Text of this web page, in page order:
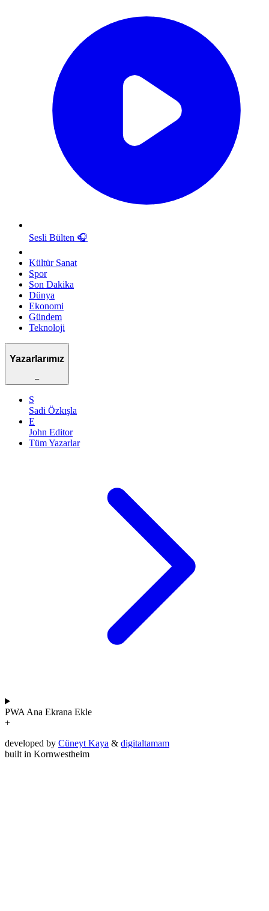
Sesli Bülten 🎧
Kültür Sanat
Spor
Son Dakika
Dünya
Ekonomi
Gündem
Teknoloji
Yazarlarımız
–
S
Sadi Özkışla
E
John Editor
Tüm Yazarlar
PWA Ana Ekrana Ekle
+
developed by Cüneyt Kaya & digitaltamam
built in Kornwestheim